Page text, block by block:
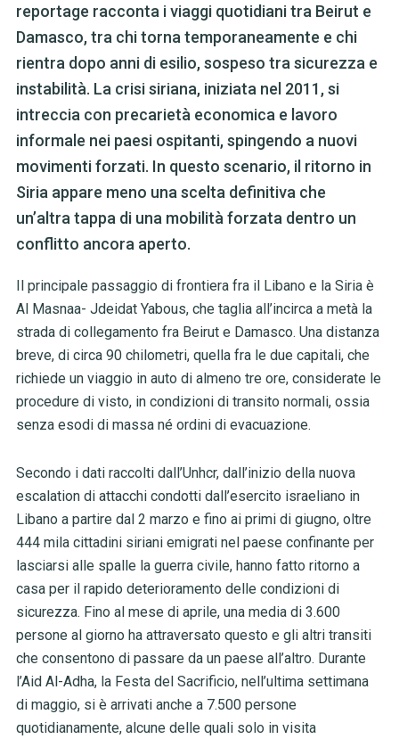
reportage racconta i viaggi quotidiani tra Beirut e
Damasco, tra chi torna temporaneamente e chi
rientra dopo anni di esilio, sospeso tra sicurezza e
instabilità. La crisi siriana, iniziata nel 2011, si
intreccia con precarietà economica e lavoro
informale nei paesi ospitanti, spingendo a nuovi
movimenti forzati. In questo scenario, il ritorno in
Siria appare meno una scelta definitiva che
un’altra tappa di una mobilità forzata dentro un
conflitto ancora aperto.
Il principale passaggio di frontiera fra il Libano e la Siria è
Al Masnaa- Jdeidat Yabous, che taglia all’incirca a metà la
strada di collegamento fra Beirut e Damasco. Una distanza
breve, di circa 90 chilometri, quella fra le due capitali, che
richiede un viaggio in auto di almeno tre ore, considerate le
procedure di visto, in condizioni di transito normali, ossia
senza esodi di massa né ordini di evacuazione.
Secondo i dati raccolti dall’Unhcr, dall’inizio della nuova
escalation di attacchi condotti dall’esercito israeliano in
Libano a partire dal 2 marzo e fino ai primi di giugno, oltre
444 mila cittadini siriani emigrati nel paese confinante per
lasciarsi alle spalle la guerra civile, hanno fatto ritorno a
casa per il rapido deterioramento delle condizioni di
sicurezza. Fino al mese di aprile, una media di 3.600
persone al giorno ha attraversato questo e gli altri transiti
che consentono di passare da un paese all’altro. Durante
l’Aid Al-Adha, la Festa del Sacrificio, nell’ultima settimana
di maggio, si è arrivati anche a 7.500 persone
quotidianamente, alcune delle quali solo in visita